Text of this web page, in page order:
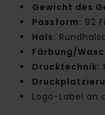
Gewicht des
Passform: 92
Hals:
Färbung/
Drucktechnik:
Logo-Label an